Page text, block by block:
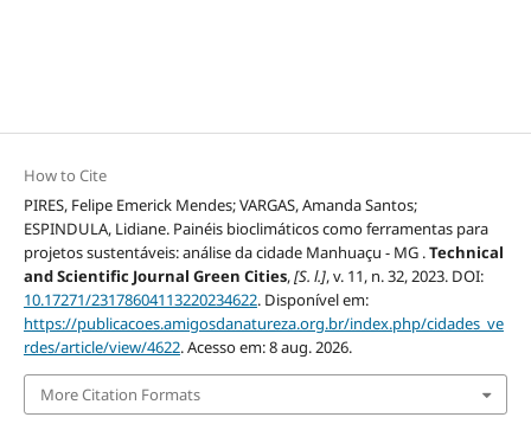
How to Cite
PIRES, Felipe Emerick Mendes; VARGAS, Amanda Santos;
ESPINDULA, Lidiane. Painéis bioclimáticos como ferramentas para
projetos sustentáveis: análise da cidade Manhuaçu - MG .Technical
and Scientific Journal Green Cities,[S. l.], v. 11, n. 32, 2023. DOI:
10.17271/23178604113220234622. Disponível em:
https://publicacoes.amigosdanatureza.org.br/index.php/cidades_ve
rdes/article/view/4622. Acesso em: 8 aug. 2026.
More Citation Formats